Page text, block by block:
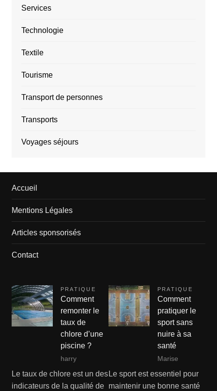
Services
Technologie
Textile
Tourisme
Transport de personnes
Transports
Voyages séjours
Accueil
Mentions Légales
Articles sponsorisés
Contact
PRATIQUE
Comment
remonter le
taux de
chlore d’une
piscine ?
harry
Le taux de chlore est un des
indicateurs de la qualité de
PRATIQUE
Comment
pratiquer le
sport sans
nuire à sa
santé
Marise
Le sport est essentiel pour
maintenir une bonne santé